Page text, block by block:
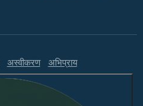
अस्वीकरण अभिप्राय